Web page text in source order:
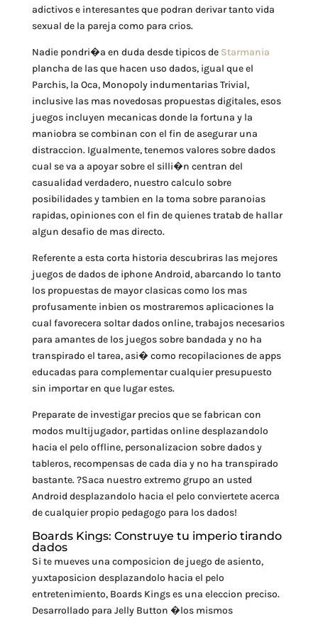
adictivos e interesantes que podran derivar tanto vida
sexual de la pareja como para crios.
Nadie pondri�a en duda desde tipicos de Starmania
plancha de las que hacen uso dados, igual que el
Parchis, la Oca, Monopoly indumentarias Trivial,
inclusive las mas novedosas propuestas digitales, esos
juegos incluyen mecanicas donde la fortuna y la
maniobra se combinan con el fin de asegurar una
distraccion. Igualmente, tenemos valores sobre dados
cual se va a apoyar sobre el silli�n centran del
casualidad verdadero, nuestro calculo sobre
posibilidades y tambien en la toma sobre paranoias
rapidas, opiniones con el fin de quienes tratab de hallar
algun desafio de mas directo.
Referente a esta corta historia descubriras las mejores
juegos de dados de iphone Android, abarcando lo tanto
los propuestas de mayor clasicas como los mas
profusamente inbien os mostraremos aplicaciones la
cual favorecera soltar dados online, trabajos necesarios
para amantes de los juegos sobre bandada y no ha
transpirado el tarea, asi� como recopilaciones de apps
educadas para complementar cualquier presupuesto
sin importar en que lugar estes.
Preparate de investigar precios que se fabrican con
modos multijugador, partidas online desplazandolo
hacia el pelo offline, personalizacion sobre dados y
tableros, recompensas de cada dia y no ha transpirado
bastante. ?Saca nuestro extremo grupo an usted
Android desplazandolo hacia el pelo conviertete acerca
de cualquier propio pedagogo para los dados!
Boards Kings: Construye tu imperio tirando
dados
Si te mueves una composicion de juego de asiento,
yuxtaposicion desplazandolo hacia el pelo
entretenimiento, Boards Kings es una eleccion preciso.
Desarrollado para Jelly Button �los mismos